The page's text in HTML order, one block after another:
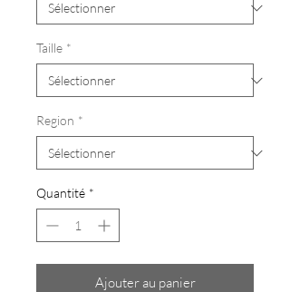
Taille *
Region *
Quantité *
Ajouter au panier